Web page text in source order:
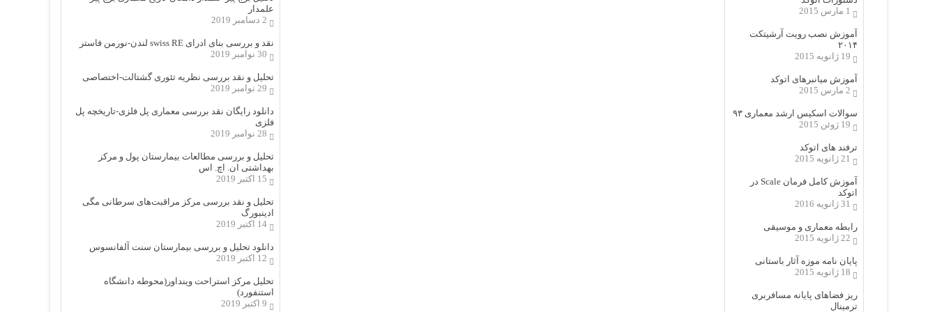
1 مارس 2015
آموزش نصب رویت آرشیتکت
۲۰۱۴
19 ژانویه 2015
آموزش میانبرهای اتوکد
2 مارس 2015
سوالات اسکیس ارشد معماری ۹۳
19 ژوئن 2015
ترفند های اتوکد
21 ژانویه 2015
آموزش کامل فرمان Scale در
اتوکد
31 ژانویه 2016
رابطه معماری و موسیقی
22 ژانویه 2015
پایان نامه موزه آثار باستانی
18 ژانویه 2015
ریز فضاهای پایانه مسافربری
ترمینال
علمدار
2 دسامبر 2019
نقد و بررسی بنای ادرای swiss RE لندن-نورمن فاستر
30 نوامبر 2019
تحلیل و نقد بررسی نظریه تئوری گشتالت-اختصاصی
29 نوامبر 2019
دانلود رایگان نقد بررسی معماری پل فلزی-تاریخچه پل
فلزی
28 نوامبر 2019
تحلیل و بررسی مطالعات بیمارستان پول و مرکز
بهداشتی ان. اچ. اس
15 اکتبر 2019
تحلیل و نقد بررسی مرکز مراقبت‌های سرطانی مگی
ادینبورگ
14 اکتبر 2019
دانلود تحلیل و بررسی بیمارستان سنت آلفانسوس
12 اکتبر 2019
تحلیل مرکز استراحت وینداور(محوطه دانشگاه
استنفورد)
9 اکتبر 2019